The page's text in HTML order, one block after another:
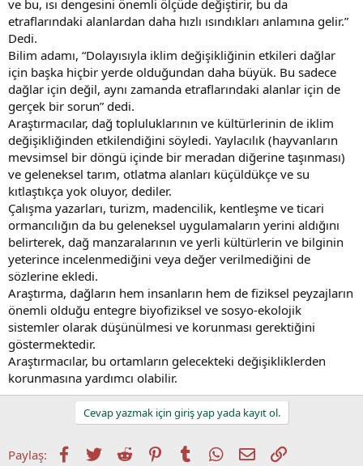
ve bu, ısı dengesini önemli ölçüde değiştirir, bu da
etraflarındaki alanlardan daha hızlı ısındıkları anlamına gelir.”
Dedi.
Bilim adamı, “Dolayısıyla iklim değişikliğinin etkileri dağlar
için başka hiçbir yerde olduğundan daha büyük. Bu sadece
dağlar için değil, aynı zamanda etraflarındaki alanlar için de
gerçek bir sorun” dedi.
Araştırmacılar, dağ topluluklarının ve kültürlerinin de iklim
değişikliğinden etkilendiğini söyledi. Yaylacılık (hayvanların
mevsimsel bir döngü içinde bir meradan diğerine taşınması)
ve geleneksel tarım, otlatma alanları küçüldükçe ve su
kıtlaştıkça yok oluyor, dediler.
Çalışma yazarları, turizm, madencilik, kentleşme ve ticari
ormancılığın da bu geleneksel uygulamaların yerini aldığını
belirterek, dağ manzaralarının ve yerli kültürlerin ve bilginin
yeterince incelenmediğini veya değer verilmediğini de
sözlerine ekledi.
Araştırma, dağların hem insanların hem de fiziksel peyzajların
önemli olduğu entegre biyofiziksel ve sosyo-ekolojik
sistemler olarak düşünülmesi ve korunması gerektiğini
göstermektedir.
Araştırmacılar, bu ortamların gelecekteki değişikliklerden
korunmasına yardımcı olabilir.
Cevap yazmak için giriş yap yada kayıt ol.
Paylaş: Facebook
TwitterReddit PinterestTumblrWhatsApp
E-postaLink